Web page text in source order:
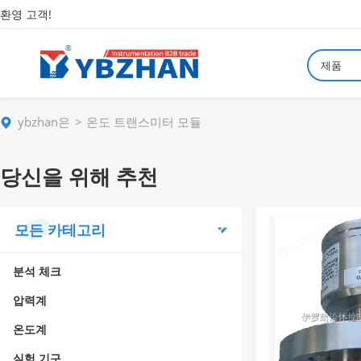
환영 고객!
제품
ybzhan은 온도 트랜스미터 모듈
당신을 위해 추천
모든 카테고리
분석 체크
압력계
온도계